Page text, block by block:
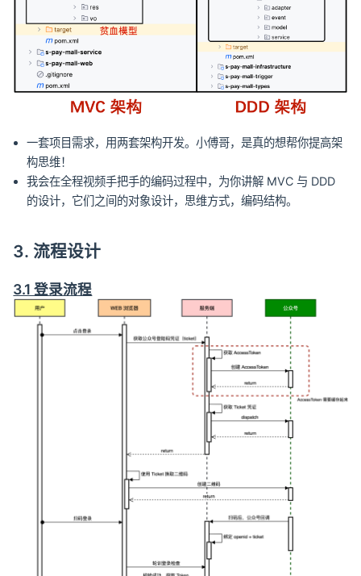
一套项目需求，用两套架构开发。小傅哥，是真的想帮你提高架
构思维！
我会在全程视频手把手的编码过程中，为你讲解 MVC 与 DDD
的设计，它们之间的对象设计，思维方式，编码结构。
3. 流程设计
3.1 登录流程